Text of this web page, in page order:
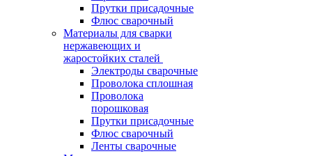
Прутки присадочные
Флюс сварочный
Материалы для сварки
нержавеющих и
жаростойких сталей
Электроды сварочные
Проволока сплошная
Проволока
порошковая
Прутки присадочные
Флюс сварочный
Ленты сварочные